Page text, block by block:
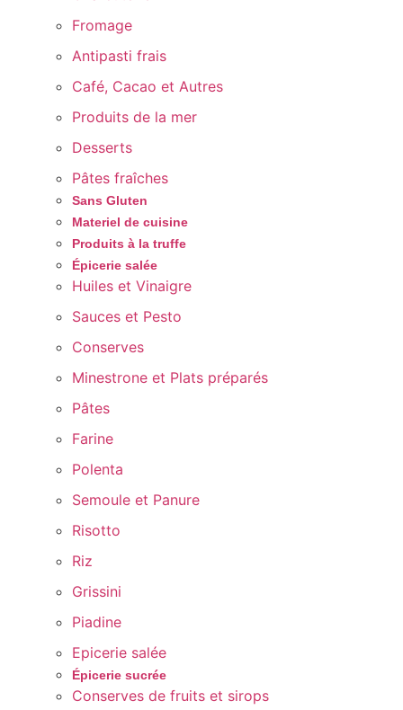
Fromage
Antipasti frais
Café, Cacao et Autres
Produits de la mer
Desserts
Pâtes fraîches
Sans Gluten
Materiel de cuisine
Produits à la truffe
Épicerie salée
Huiles et Vinaigre
Sauces et Pesto
Conserves
Minestrone et Plats préparés
Pâtes
Farine
Polenta
Semoule et Panure
Risotto
Riz
Grissini
Piadine
Epicerie salée
Épicerie sucrée
Conserves de fruits et sirops